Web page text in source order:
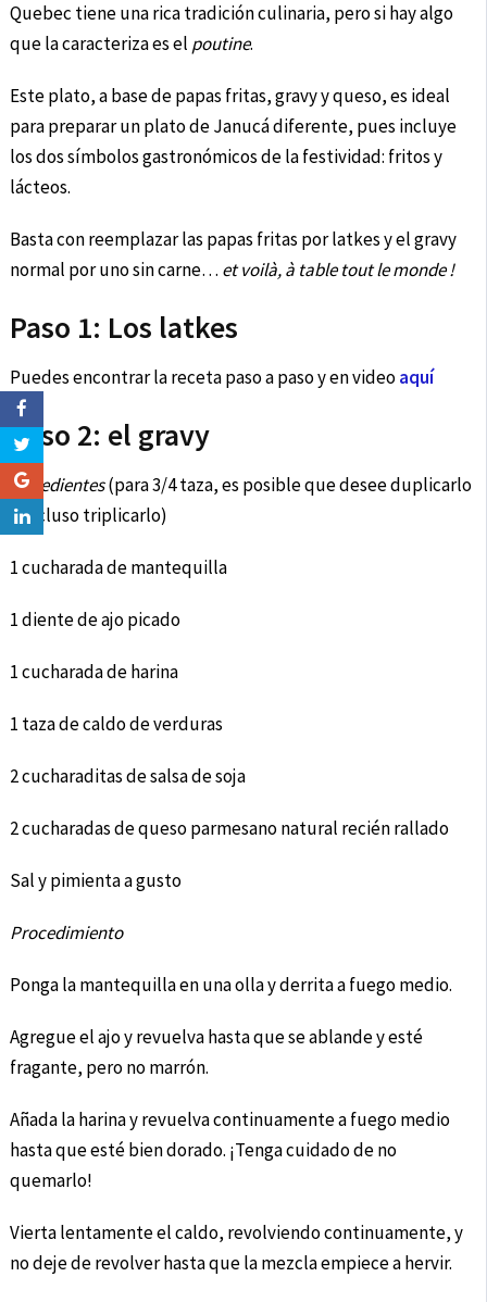
Quebec tiene una rica tradición culinaria, pero si hay algo
que la caracteriza es el poutine.
Este plato, a base de papas fritas, gravy y queso, es ideal
para preparar un plato de Janucá diferente, pues incluye
los dos símbolos gastronómicos de la festividad: fritos y
lácteos.
Basta con reemplazar las papas fritas por latkes y el gravy
normal por uno sin carne… et voilà, à table tout le monde !
Paso 1: Los latkes
Puedes encontrar la receta paso a paso y en videoaquí
Paso 2: el gravy
Ingredientes(para 3/4 taza, es posible que desee duplicarlo
o incluso triplicarlo)
1 cucharada de mantequilla
1 diente de ajo picado
1 cucharada de harina
1 taza de caldo de verduras
2 cucharaditas de salsa de soja
2 cucharadas de queso parmesano natural recién rallado
Sal y pimienta a gusto
Procedimiento
Ponga la mantequilla en una olla y derrita a fuego medio.
Agregue el ajo y revuelva hasta que se ablande y esté
fragante, pero no marrón.
Añada la harina y revuelva continuamente a fuego medio
hasta que esté bien dorado. ¡Tenga cuidado de no
quemarlo!
Vierta lentamente el caldo, revolviendo continuamente, y
no deje de revolver hasta que la mezcla empiece a hervir.